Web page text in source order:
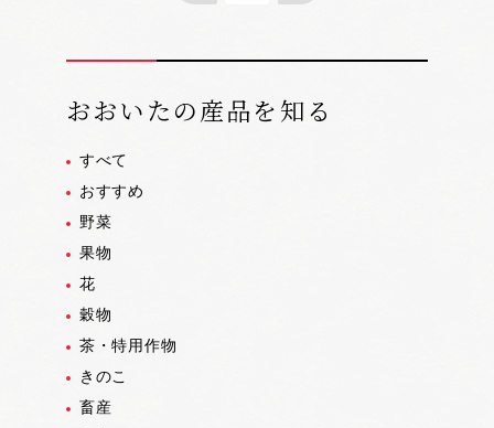
おおいたの産品を知る
すべて
おすすめ
野菜
果物
花
穀物
茶・特用作物
きのこ
畜産